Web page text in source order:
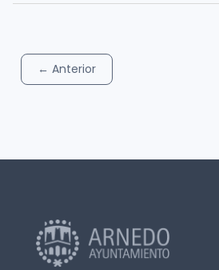
← Anterior